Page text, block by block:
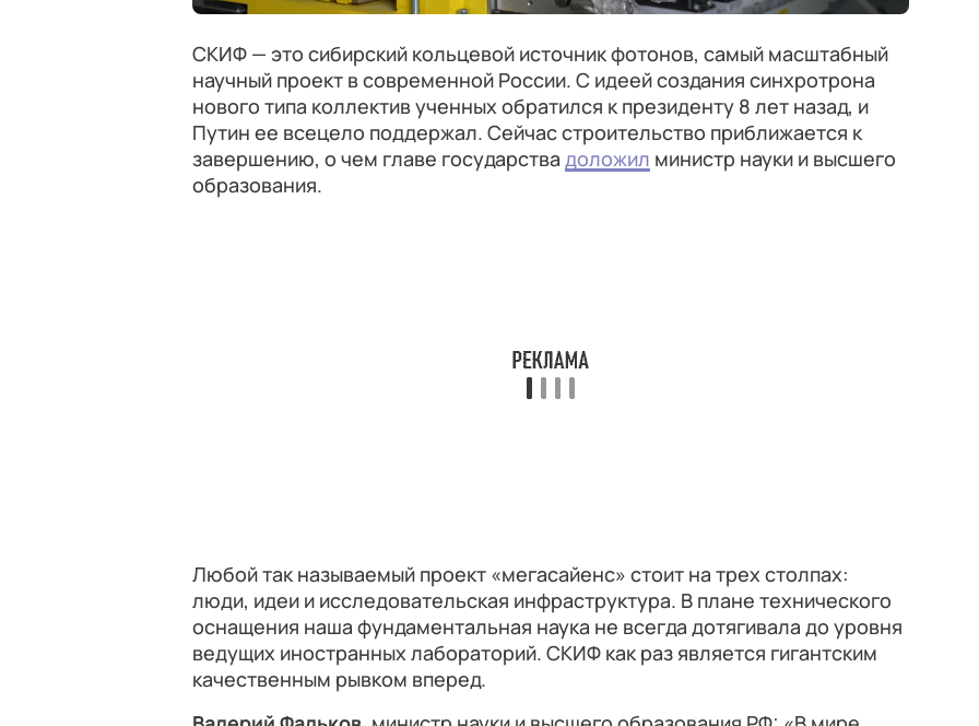
СКИФ — это сибирский кольцевой источник фотонов, самый масштабный
научный проект в современной России. С идеей создания синхротрона
нового типа коллектив ученных обратился к президенту 8 лет назад, и
Путин ее всецело поддержал. Сейчас строительство приближается к
завершению, о чем главе государства доложил министр науки и высшего
образования.
Любой так называемый проект «мегасайенс» стоит на трех столпах:
люди, идеи и исследовательская инфраструктура. В плане технического
оснащения наша фундаментальная наука не всегда дотягивала до уровня
ведущих иностранных лабораторий. СКИФ как раз является гигантским
качественным рывком вперед.